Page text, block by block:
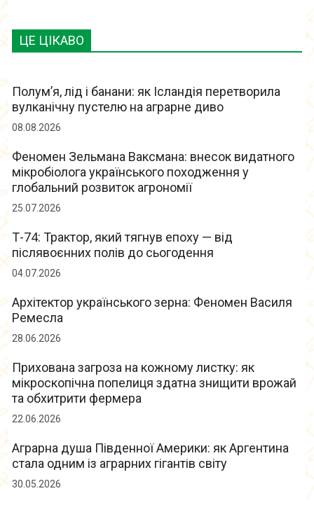
ЦЕ ЦІКАВО
Полум’я, лід і банани: як Ісландія перетворила
вулканічну пустелю на аграрне диво
08.08.2026
Феномен Зельмана Ваксмана: внесок видатного
мікробіолога українського походження у
глобальний розвиток агрономії
25.07.2026
Т-74: Трактор, який тягнув епоху — від
післявоєнних полів до сьогодення
04.07.2026
Архітектор українського зерна: Феномен Василя
Ремесла
28.06.2026
Прихована загроза на кожному листку: як
мікроскопічна попелиця здатна знищити врожай
та обхитрити фермера
22.06.2026
Аграрна душа Південної Америки: як Аргентина
стала одним із аграрних гігантів світу
30.05.2026